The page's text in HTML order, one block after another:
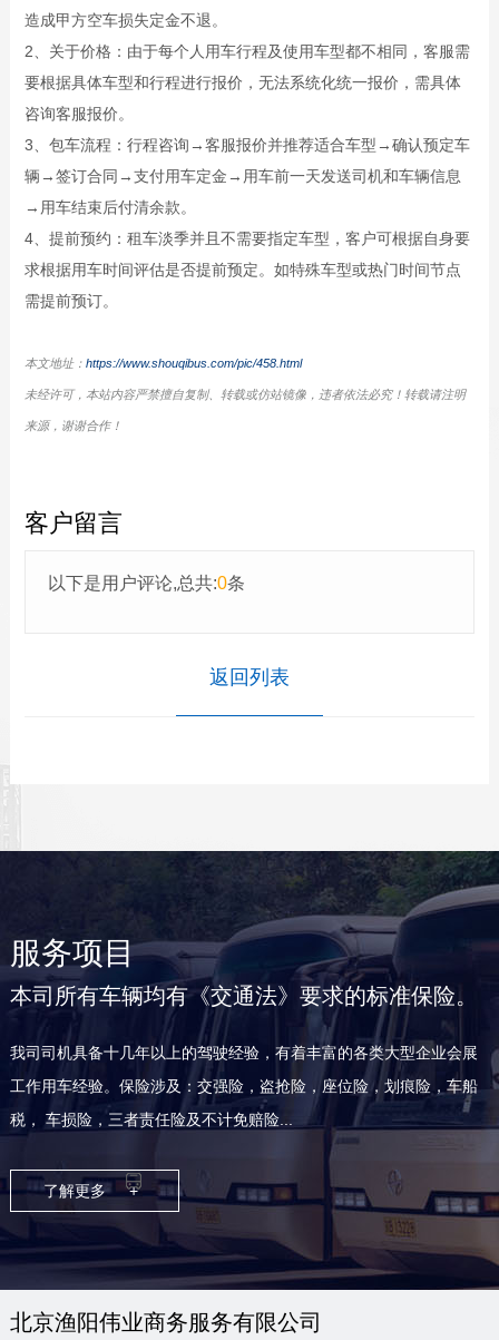
造成甲方空车损失定金不退。
2、关于价格：由于每个人用车行程及使用车型都不相同，客服需
要根据具体车型和行程进行报价，无法系统化统一报价，需具体
咨询客服报价。
3、包车流程：行程咨询→客服报价并推荐适合车型→确认预定车
辆→签订合同→支付用车定金→用车前一天发送司机和车辆信息
→用车结束后付清余款。
4、提前预约：租车淡季并且不需要指定车型，客户可根据自身要
求根据用车时间评估是否提前预定。如特殊车型或热门时间节点
需提前预订。
本文地址： https://www.shouqibus.com/pic/458.html
未经许可，本站内容严禁擅自复制、转载或仿站镜像，违者依法必究！转载请注明
来源，谢谢合作！
客户留言
以下是用户评论,总共:0条
返回列表
服务项目
本司所有车辆均有《交通法》要求的标准保险。
我司司机具备十几年以上的驾驶经验，有着丰富的各类大型企业会展
工作用车经验。保险涉及：交强险，盗抢险，座位险，划痕险，车船
税， 车损险，三者责任险及不计免赔险...
了解更多 +
北京渔阳伟业商务服务有限公司